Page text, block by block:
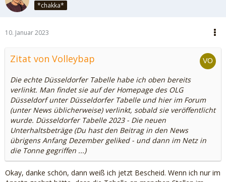
*chakka*
10. Januar 2023
Zitat von Volleybap
Die echte Düsseldorfer Tabelle habe ich oben bereits
verlinkt. Man findet sie auf der Homepage des OLG
Düsseldorf unter Düsseldorfer Tabelle und hier im Forum
(unter News üblicherweise) verlinkt, sobald sie veröffentlicht
wurde. Düsseldorfer Tabelle 2023 - Die neuen
Unterhaltsbeträge (Du hast den Beitrag in den News
übrigens Anfang Dezember geliked - und dann im Netz in
die Tonne gegriffen ...)
Okay, danke schön, dann weiß ich jetzt Bescheid. Wenn ich nur im